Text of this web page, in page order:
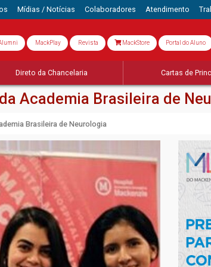
Mídias / Notícias Colaboradores Atendimento
MackPlay Revista MackStore Portal do Aluno
Direto da Chancelaria Cartas de
Academia Brasileira de
Brasileira de Neurologia